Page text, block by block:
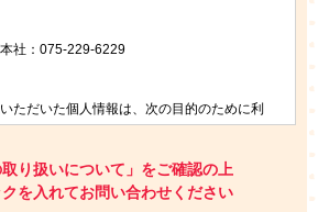
社：075-229-6229
ただいた個人情報は、次の目的のために利
答えするため
ペーンや新商品（新サービス）、新規開講教
ため
取り扱いについて」をご確認の上
を入れてお問い合わせください